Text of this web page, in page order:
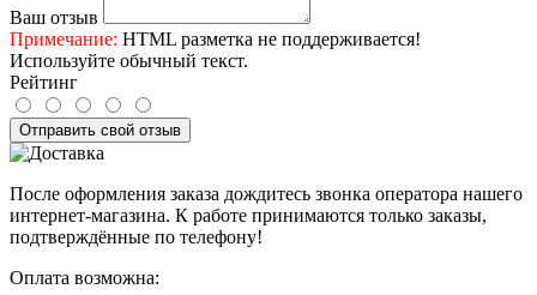
Ваш отзыв
Примечание: HTML разметка не поддерживается!
Используйте обычный текст.
Рейтинг
Отправить свой отзыв
После оформления заказа дождитесь звонка оператора нашего
интернет-магазина. К работе принимаются только заказы,
подтверждённые по телефону!
Оплата возможна: